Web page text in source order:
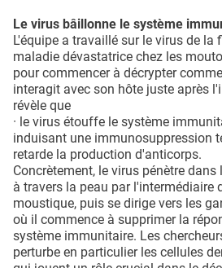
Le virus bâillonne le système
L'équipe a travaillé sur le virus de la
maladie dévastatrice chez les
pour commencer à décrypter
interagit avec son hôte juste après
révèle que
· le virus étouffe le système
induisant une immunosuppression
retarde la production d'anticorps.
Concrètement, le virus pénètre
à travers la peau par l'intermédiaire
moustique, puis se dirige vers les
où il commence à supprimer la
système immunitaire. Les
perturbe en particulier les cellules